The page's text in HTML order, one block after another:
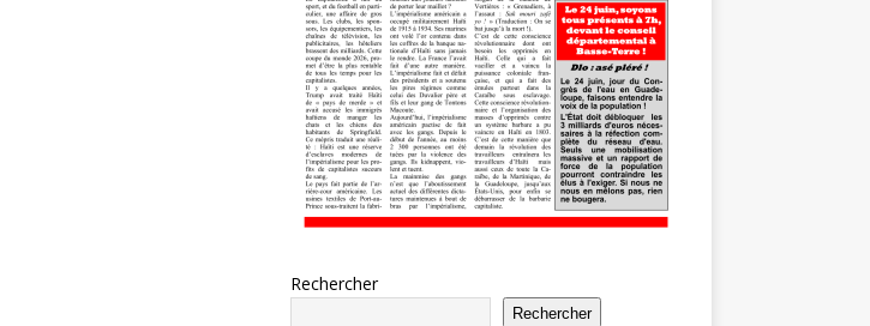
Rechercher
Rechercher